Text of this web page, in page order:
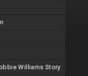
Williams Story